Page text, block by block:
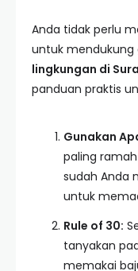
Anda tidak perlu
untuk mendukung
lingkungan di
panduan praktis
Gunakan
paling
sudah Anda
untuk
Rule of 30:
tanyakan
memakai